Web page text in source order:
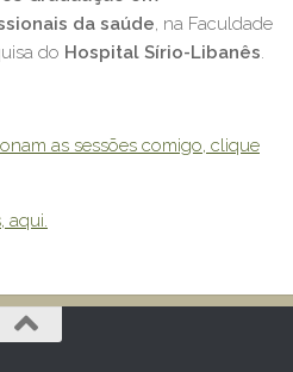
da saúde, na Faculdade
do Hospital Sírio-Libanês.
as sessões comigo, clique
aqui.